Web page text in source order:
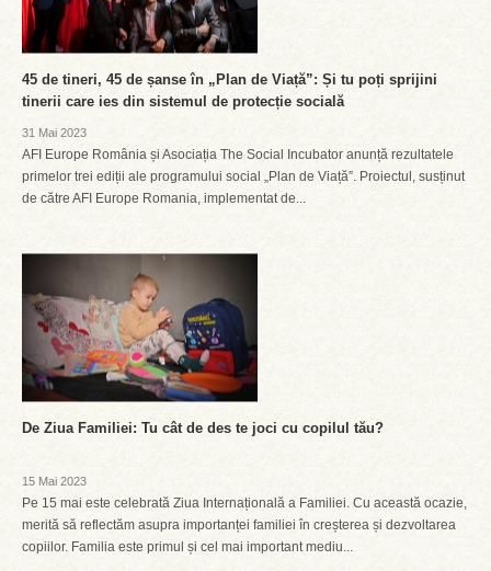
45 de tineri, 45 de șanse în „Plan de Viață”: Și tu poți sprijini
tinerii care ies din sistemul de protecție socială
31 Mai 2023
AFI Europe România și Asociația The Social Incubator anunță rezultatele
primelor trei ediții ale programului social „Plan de Viață”. Proiectul, susținut
de către AFI Europe Romania, implementat de...
De Ziua Familiei: Tu cât de des te joci cu copilul tău?
15 Mai 2023
Pe 15 mai este celebrată Ziua Internațională a Familiei. Cu această ocazie,
merită să reflectăm asupra importanței familiei în creșterea și dezvoltarea
copiilor. Familia este primul și cel mai important mediu...